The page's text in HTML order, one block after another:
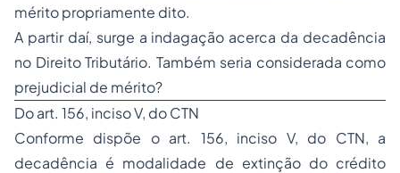
mérito propriamente dito.
A partir daí, surge a indagação acerca da decadência
no Direito Tributário. Também seria considerada como
prejudicial de mérito?
Do art. 156, inciso V, do CTN
Conforme dispõe o art. 156, inciso V, do CTN, a
decadência é modalidade de extinção do crédito